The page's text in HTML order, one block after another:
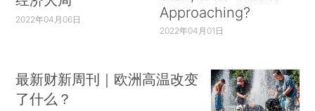
2022年04月06日
Approaching?
2022年04月01日
最新财新周刊｜欧洲高温改变
了什么？